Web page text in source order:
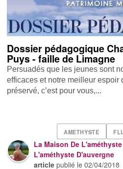
Dossier pédagogique
Puys - faille de Limagne
Persuadés que les jeunes sont
efficaces et notre meilleur espoir
préservé, c’est pour vous,...
AMETHYSTE
La Maison De
L'améthyste D'auvergne
article publié le02/04/2018